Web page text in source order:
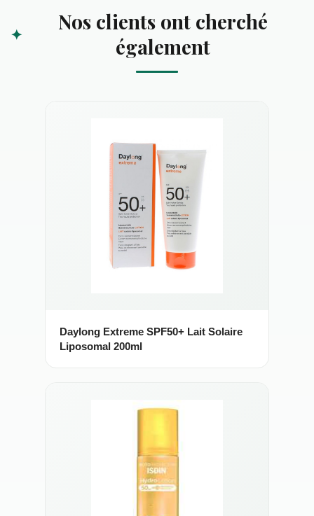
Nos clients ont cherché
également
Daylong Extreme SPF50+ Lait Solaire
Liposomal 200ml